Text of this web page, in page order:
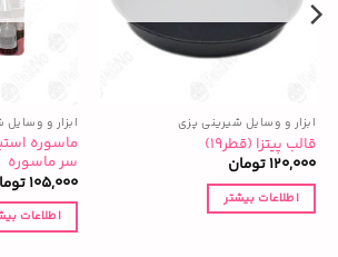
ابزار و وسایل شیرینی پزی
قالب پیتزا (قطر۱۹)
120,000تومان
اطلاعات بیشتر
ابزار و
سر ماسوره
105,000
اطلاعات